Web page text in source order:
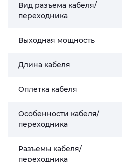
Вид разъема кабеля/
переходника
Выходная мощность
Длина кабеля
Оплетка кабеля
Особенности кабеля/
переходника
Разъемы кабеля/
переходника